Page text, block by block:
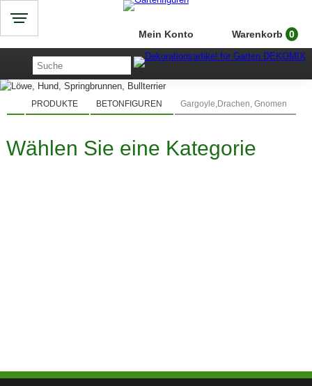
Warenkorb 0
Mein Konto
PRODUKTE BETONFIGUREN Gargoyle,Drachen, Gnomen
Wählen Sie eine Kategorie